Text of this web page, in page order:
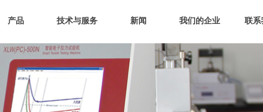
产品 技术与服务 新闻 我们的企业 联系